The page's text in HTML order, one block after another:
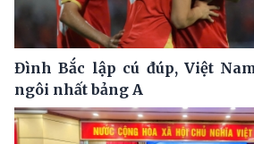
Đình Bắc lập cú đúp, Việt
ngôi nhất bảng A